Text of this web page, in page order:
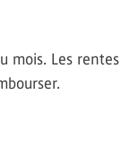
mois. Les rentes